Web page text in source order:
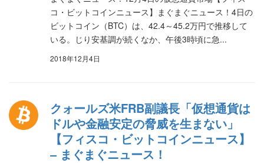
コ・ビットコインニュース】まぐまぐニュース！4日の
ビットコイン（BTC）は、42.4～45.2万円で推移して
いる。じり安基調が続くなか、午後3時頃に急...
2018年12月4日
クォールズ米FRB副議長「仮想通貨は
ドルや金融安定の脅威を生まない」
【フィスコ・ビットコインニュース】
– まぐまぐニュース！